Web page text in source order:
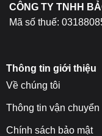
phẩm
CÔNG TY TNHH
Mã số thuế:
Thông tin giới thiệu
Về chúng tôi
Thông tin vận chuyển
Chính sách bảo mật